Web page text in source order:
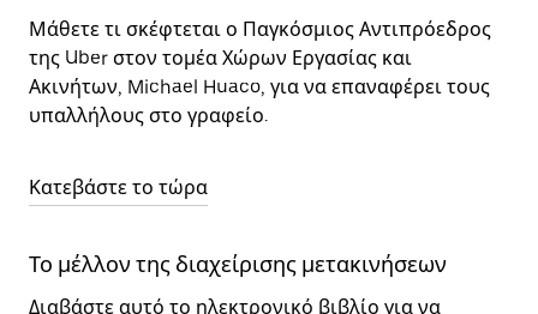
Μάθετε τι σκέφτεται ο Παγκόσμιος Αντιπρόεδρος
της Uber στον τομέα Χώρων Εργασίας και
Ακινήτων, Michael Huaco, για να επαναφέρει τους
υπαλλήλους στο γραφείο.
Κατεβάστε το τώρα
Το μέλλον της διαχείρισης μετακινήσεων
Διαβάστε αυτό το ηλεκτρονικό βιβλίο για να